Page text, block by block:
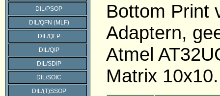
DIL/PSOP
DIL/QFN (MLF)
DIL/QFP
DIL/QIP
DIL/SDIP
DIL/SOIC
DIL/(T)SSOP
Bottom Print
Adaptern,
Atmel
Matrix 10x10.